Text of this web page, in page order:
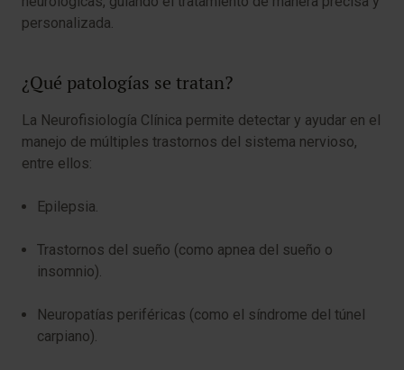
personalizada.
¿Qué patologías se tratan?
La Neurofisiología Clínica permite detectar y ayudar en el
manejo de múltiples trastornos del sistema nervioso,
entre ellos:
Epilepsia.
Trastornos del sueño (como apnea del sueño o
insomnio).
Neuropatías periféricas (como el síndrome del túnel
carpiano).